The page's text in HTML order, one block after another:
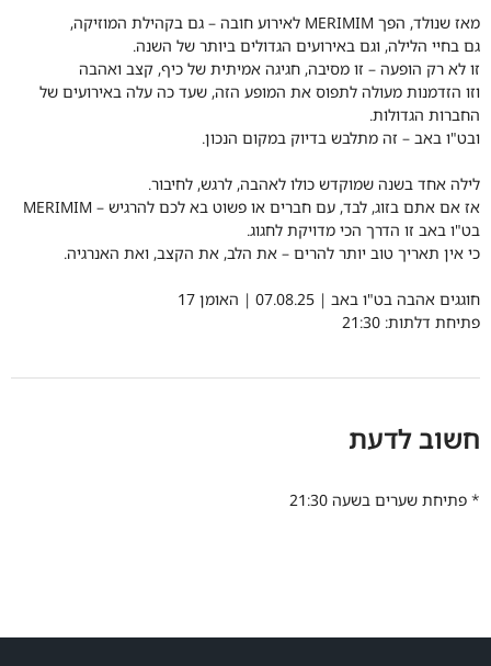
מאז שנולד, הפך MERIMIM לאירוע חובה – גם בקהילת המוזיקה,
גם בחיי הלילה, וגם באירועים הגדולים ביותר של השנה.
זו לא רק הופעה – זו מסיבה, חגיגה אמיתית של כיף, קצב ואהבה
וזו הזדמנות מעולה לתפוס את המופע הזה, שעד כה עלה באירועים של
החברות הגדולות.
ובט"ו באב – זה מתלבש בדיוק במקום הנכון.
לילה אחד בשנה שמוקדש כולו לאהבה, לרגש, לחיבור.
אז אם אתם בזוג, לבד, עם חברים או פשוט בא לכם להרגיש – MERIMIM
בט"ו באב זו הדרך הכי מדויקת לחגוג.
כי אין תאריך טוב יותר להרים – את הלב, את הקצב, ואת האנרגיה.
חוגגים אהבה בט"ו באב | 07.08.25 | האומן 17
פתיחת דלתות: 21:30
חשוב לדעת
* פתיחת שערים בשעה 21:30